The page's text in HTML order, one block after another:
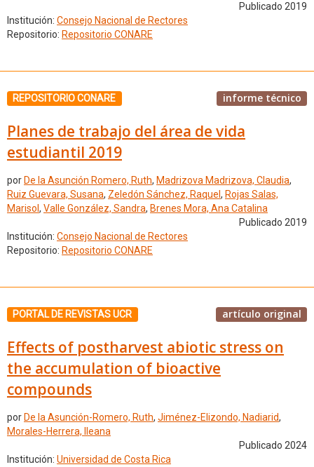
Publicado 2019
Institución: Consejo Nacional de Rectores
Repositorio: Repositorio CONARE
REPOSITORIO CONARE informe técnico
Planes de trabajo del área de vida
estudiantil 2019
por De la Asunción Romero, Ruth, Madrizova Madrizova, Claudia,
Ruiz Guevara, Susana, Zeledón Sánchez, Raquel , Rojas Salas,
Marisol , Valle González, Sandra, Brenes Mora, Ana Catalina
Publicado 2019
Institución: Consejo Nacional de Rectores
Repositorio: Repositorio CONARE
PORTAL DE REVISTAS UCR artículo original
Effects of postharvest abiotic stress on
the accumulation of bioactive
compounds
por De la Asunción-Romero, Ruth, Jiménez-Elizondo, Nadiarid,
Morales-Herrera, Ileana
Publicado 2024
Institución: Universidad de Costa Rica